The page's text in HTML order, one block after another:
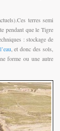
Ces terres semi
pendant que le Tigre
: stockage de
, et donc des sols,
forme ou une autre